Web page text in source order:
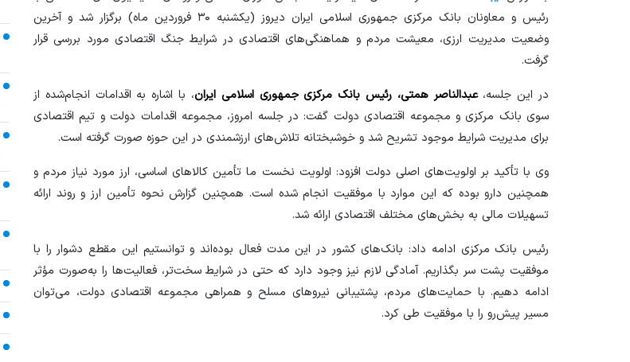
رئیس و معاونان بانک مرکزی جمهوری اسلامی ایران دیروز (یکشنبه ۳۰ فروردین ماه) برگزار شد و آخرین
وضعیت مدیریت ارزی، معیشت مردم و هماهنگی‌های اقتصادی در شرایط جنگ اقتصادی مورد بررسی قرار
گرفت.
در این جلسه،عبدالناصر همتی، رئیس بانک مرکزی جمهوری اسلامی ایران، با اشاره به اقدامات انجام‌شده از
سوی بانک مرکزی و مجموعه اقتصادی دولت گفت: در جلسه امروز، مجموعه اقدامات دولت و تیم اقتصادی
برای مدیریت شرایط موجود تشریح شد و خوشبختانه تلاش‌های ارزشمندی در این حوزه صورت گرفته است.
وی با تأکید بر اولویت‌های اصلی دولت افزود: اولویت نخست ما تأمین کالا‌های اساسی، ارز مورد نیاز مردم و
همچنین دارو بوده که این موارد با موفقیت انجام شده است. همچنین گزارش نحوه تأمین ارز و روند ارائه
تسهیلات مالی به بخش‌های مختلف اقتصادی ارائه شد.
رئیس بانک مرکزی ادامه داد: بانک‌های کشور در این مدت فعال بوده‌اند و توانستیم این مقطع دشوار را با
موفقیت پشت سر بگذاریم. آمادگی لازم نیز وجود دارد که حتی در شرایط سخت‌تر، فعالیت‌ها را به‌صورت مؤثر
ادامه دهیم. با حمایت‌های مردم، پشتیبانی نیرو‌های مسلح و همراهی مجموعه اقتصادی دولت، می‌توان
مسیر پیش‌رو را با موفقیت طی کرد.